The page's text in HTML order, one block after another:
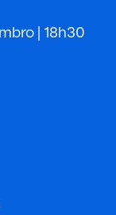
| 18h30